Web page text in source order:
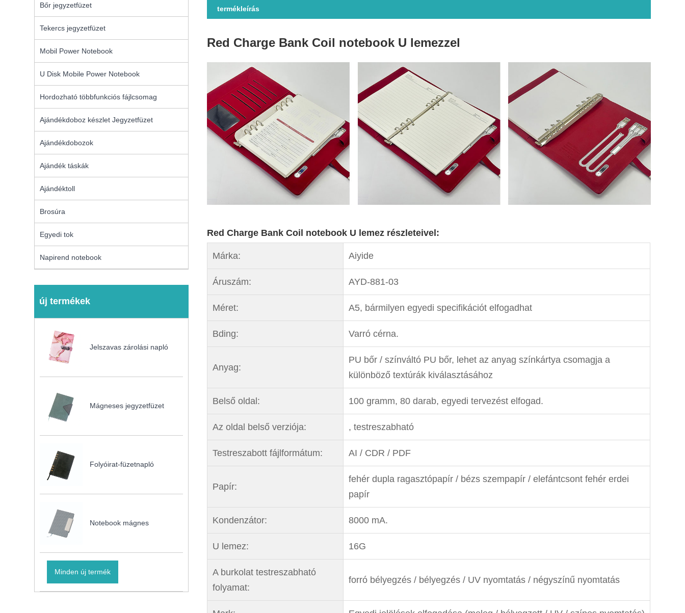
Bőr jegyzetfüzet
Tekercs jegyzetfüzet
Mobil Power Notebook
U Disk Mobile Power Notebook
Hordozható többfunkciós fájlcsomag
Ajándékdoboz készlet Jegyzetfüzet
Ajándékdobozok
Ajándék táskák
Ajándéktoll
Brosúra
Egyedi tok
Napirend notebook
új termékek
Jelszavas zárolási napló
Mágneses jegyzetfüzet
Folyóirat-füzetnapló
Notebook mágnes
Minden új termék
termékleírás
Red Charge Bank Coil notebook U lemezzel
Red Charge Bank Coil notebook U lemez részleteivel:
Márka: Aiyide
Áruszám: AYD-881-03
Méret: A5, bármilyen egyedi specifikációt elfogadhat
Bding: Varró cérna.
Anyag:
PU bőr / színváltó PU bőr, lehet az anyag színkártya csomagja a
különböző textúrák kiválasztásához
Belső oldal: 100 gramm, 80 darab, egyedi tervezést elfogad.
Az oldal belső verziója: , testreszabható
Testreszabott fájlformátum: AI / CDR / PDF
Papír:
fehér dupla ragasztópapír / bézs szempapír / elefántcsont fehér erdei
papír
Kondenzátor: 8000 mA.
U lemez: 16G
A burkolat testreszabható
folyamat:
forró bélyegzés / bélyegzés / UV nyomtatás / négyszínű nyomtatás